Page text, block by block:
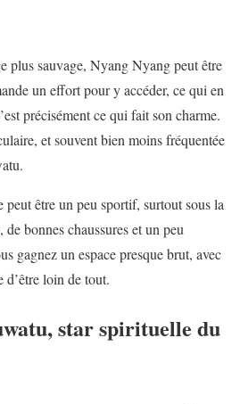
plus sauvage, Nyang Nyang peut être
un effort pour y accéder, ce qui en
précisément ce qui fait son charme.
et souvent bien moins fréquentée
être un peu sportif, surtout sous la
de bonnes chaussures et un peu
gagnez un espace presque brut, avec
d’être loin de tout.
star spirituelle du